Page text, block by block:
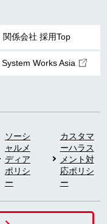
関係会社 採用Top
Works Asia
ソーシ
ャルメ
ディア
ポリシ
ー
カスタマ
ーハラス
メント対
応ポリシ
ー